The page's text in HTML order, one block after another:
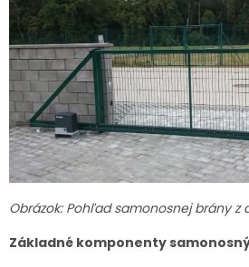
Obrázok: Pohľad samonosnej brány
Základné komponenty